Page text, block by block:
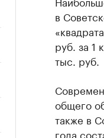
в
руб. за 1
тыс. руб.
общего
также в
года